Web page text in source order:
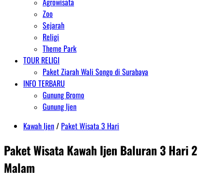
Zoo
Sejarah
Religi
Theme Park
TOUR RELIGI
Paket Ziarah Wali Songo di Surabaya
INFO TERBARU
Gunung Bromo
Gunung Ijen
Kawah Ijen/ Paket Wisata 3 Hari
Paket Wisata Kawah Ijen Baluran 3 Hari 2
Malam